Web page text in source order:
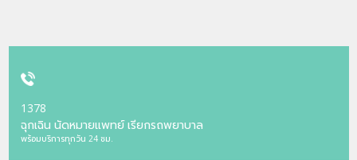
1378
ฉุกเฉิน นัดหมายแพทย์ เรียกรถพยาบาล
พร้อมบริการทุกวัน 24 ชม.